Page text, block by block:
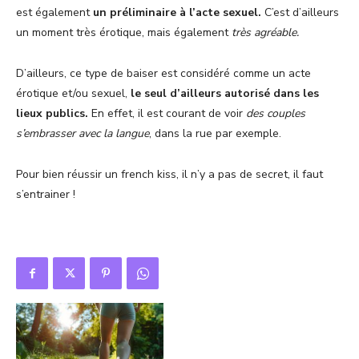
est également un préliminaire à l’acte sexuel. C’est d’ailleurs
un moment très érotique, mais également très agréable.
D’ailleurs, ce type de baiser est considéré comme un acte
érotique et/ou sexuel, le seul d’ailleurs autorisé dans les
lieux publics. En effet, il est courant de voir des couples
s’embrasser avec la langue, dans la rue par exemple.
Pour bien réussir un french kiss, il n’y a pas de secret, il faut
s’entrainer !